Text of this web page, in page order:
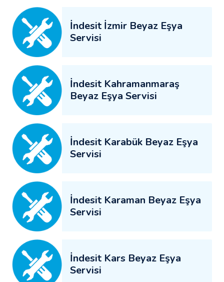
İndesit İzmir Beyaz Eşya
Servisi
İndesit Kahramanmaraş
Beyaz Eşya Servisi
İndesit Karabük Beyaz Eşya
Servisi
İndesit Karaman Beyaz Eşya
Servisi
İndesit Kars Beyaz Eşya
Servisi